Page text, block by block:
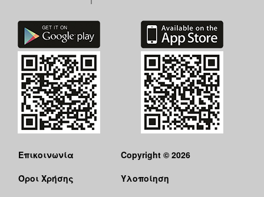
Επικοινωνία
Όροι Χρήσης
Copyright © 2026
Υλοποίηση